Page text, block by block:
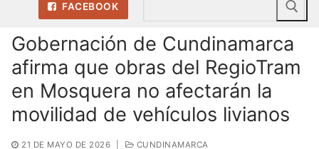
FACEBOOK
Gobernación de Cundinamarca
afirma que obras del RegioTram
en Mosquera no afectarán la
movilidad de vehículos livianos
21 DE MAYO DE 2026 CUNDINAMARCA